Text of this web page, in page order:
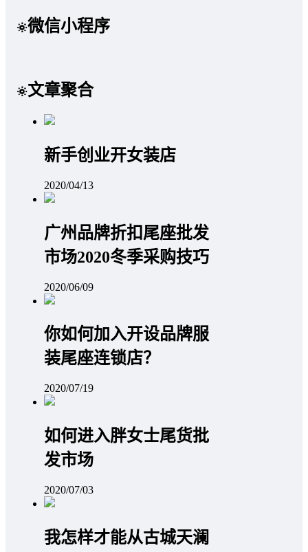
微信小程序
文章聚合
新手创业开女装店
2020/04/13
广州品牌折扣尾座批发
市场2020冬季采购技巧
2020/06/09
你如何加入开设品牌服
装尾座连锁店？
2020/07/19
如何进入胖女士尾货批
发市场
2020/07/03
我怎样才能从古城天澜